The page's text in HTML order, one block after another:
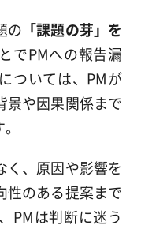
の 「課題の芽」を
でPMへの報告漏
ついては、PMが
景や因果関係まで
く、原因や影響を
性のある提案まで
PMは判断に迷う